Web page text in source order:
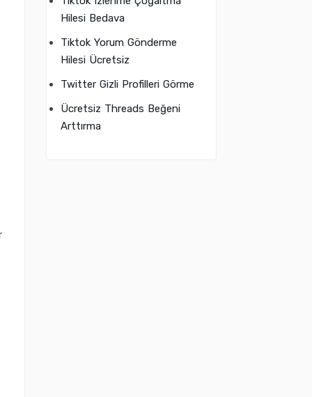
Hilesi Bedava
Tiktok Yorum Gönderme
Hilesi Ücretsiz
Twitter Gizli Profilleri Görme
Ücretsiz Threads Beğeni
Arttırma